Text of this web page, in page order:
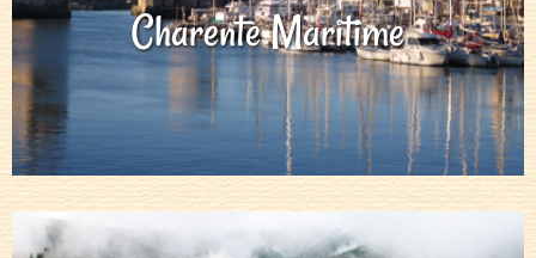
Charente Maritime